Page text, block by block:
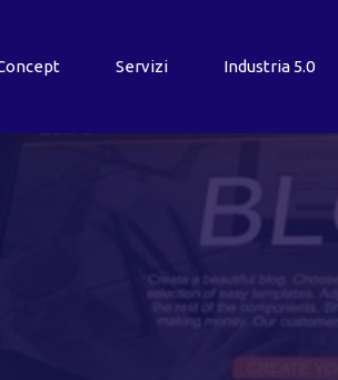
Servizi Industria 5.0